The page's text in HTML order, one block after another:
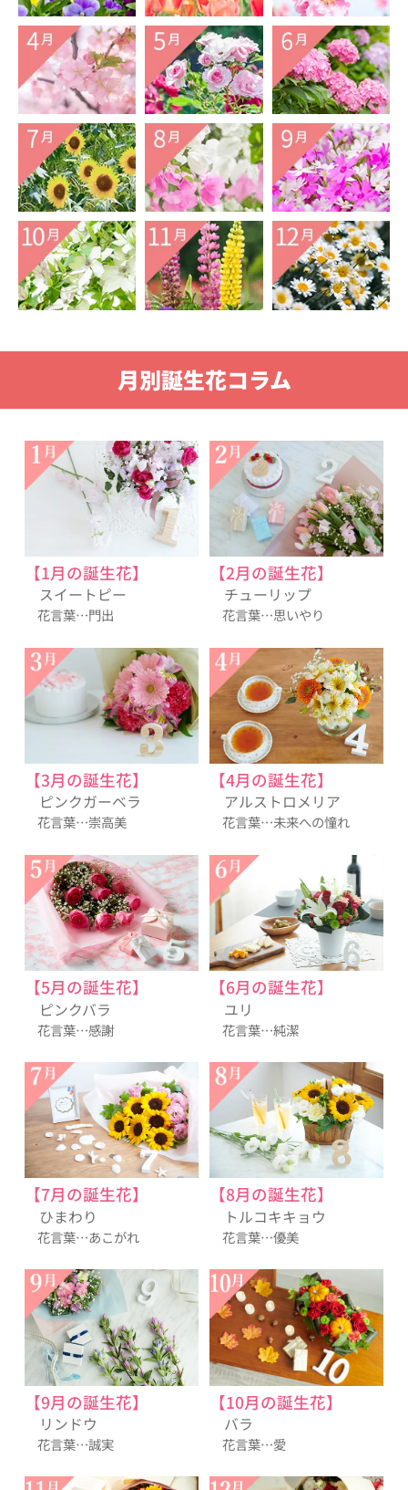
月別誕生花コラム
【1月の誕生花】
スイートピー
花言葉…門出
【2月の誕生花】
チューリップ
花言葉…思いやり
【3月の誕生花】
ピンクガーベラ
花言葉…崇高美
【4月の誕生花】
アルストロメリア
花言葉…未来への憧れ
【5月の誕生花】
ピンクバラ
花言葉…感謝
【6月の誕生花】
ユリ
花言葉…純潔
【7月の誕生花】
ひまわり
花言葉…あこがれ
【8月の誕生花】
トルコキキョウ
花言葉…優美
【9月の誕生花】
リンドウ
花言葉…誠実
【10月の誕生花】
バラ
花言葉…愛